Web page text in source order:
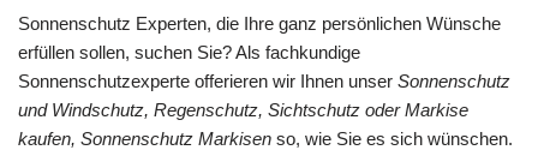
Sonnenschutz Experten, die Ihre ganz persönlichen Wünsche
erfüllen sollen, suchen Sie? Als fachkundige
Sonnenschutzexperte offerieren wir Ihnen unser Sonnenschutz
und Windschutz, Regenschutz, Sichtschutz oder Markise
kaufen, Sonnenschutz Markisen so, wie Sie es sich wünschen.